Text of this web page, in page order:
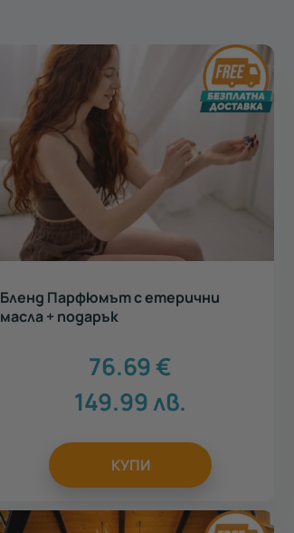
Бленд Парфюмът с етерични
масла + подарък
76.69€
149.99лв.
КУПИ